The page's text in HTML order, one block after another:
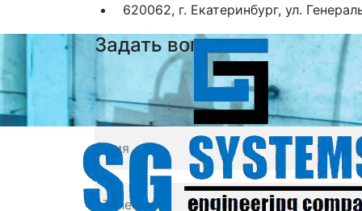
620062, г. Екатеринбург, ул.
Задать вопрос